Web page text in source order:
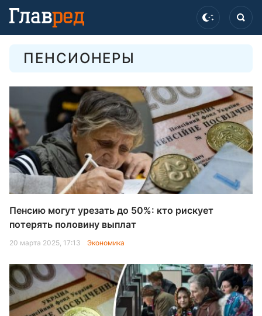
ПЕНСИОНЕРЫ
Пенсию могут урезать до 50%: кто рискует
потерять половину выплат
20 марта 2025, 17:13 Экономика